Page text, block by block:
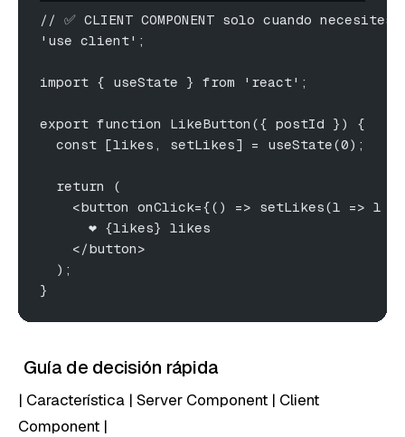
// ✅ CLIENT COMPONENT solo cuando
'use client';
import { useState } from 'react';
export function LikeButton({ postId }) {
  const [likes, setLikes] = useState(0);
  return (
<button onClick={() => setLikes(l => l +
      ❤️ {likes} likes
    </button>
  );
}
Guía de decisión rápida
| Característica | Server Component | Client
Component |